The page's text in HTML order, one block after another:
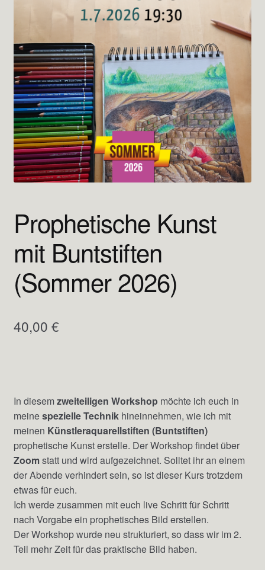
Prophetische Kunst
mit Buntstiften
(Sommer 2026)
40,00 €
In diesemzweiteiligen Workshop möchte ich euch in
meinespezielle Technikhineinnehmen, wie ich mit
meinen Künstleraquarellstiften (Buntstiften)
prophetische Kunst erstelle. Der Workshop findet über
Zoomstatt und wird aufgezeichnet. Solltet ihr an einem
der Abende verhindert sein, so ist dieser Kurs trotzdem
etwas für euch.
Ich werde zusammen mit euch live Schritt für Schritt
nach Vorgabe ein prophetisches Bild erstellen.
Der Workshop wurde neu strukturiert, so dass wir im 2.
Teil mehr Zeit für das praktische Bild haben.